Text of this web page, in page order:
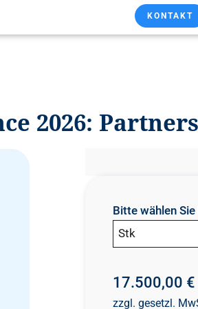
KONTAKT
2026:
Bitte wählen
Stk
17.500,00 €
zzgl. gesetzl.